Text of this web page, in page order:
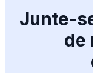
Junte-
de